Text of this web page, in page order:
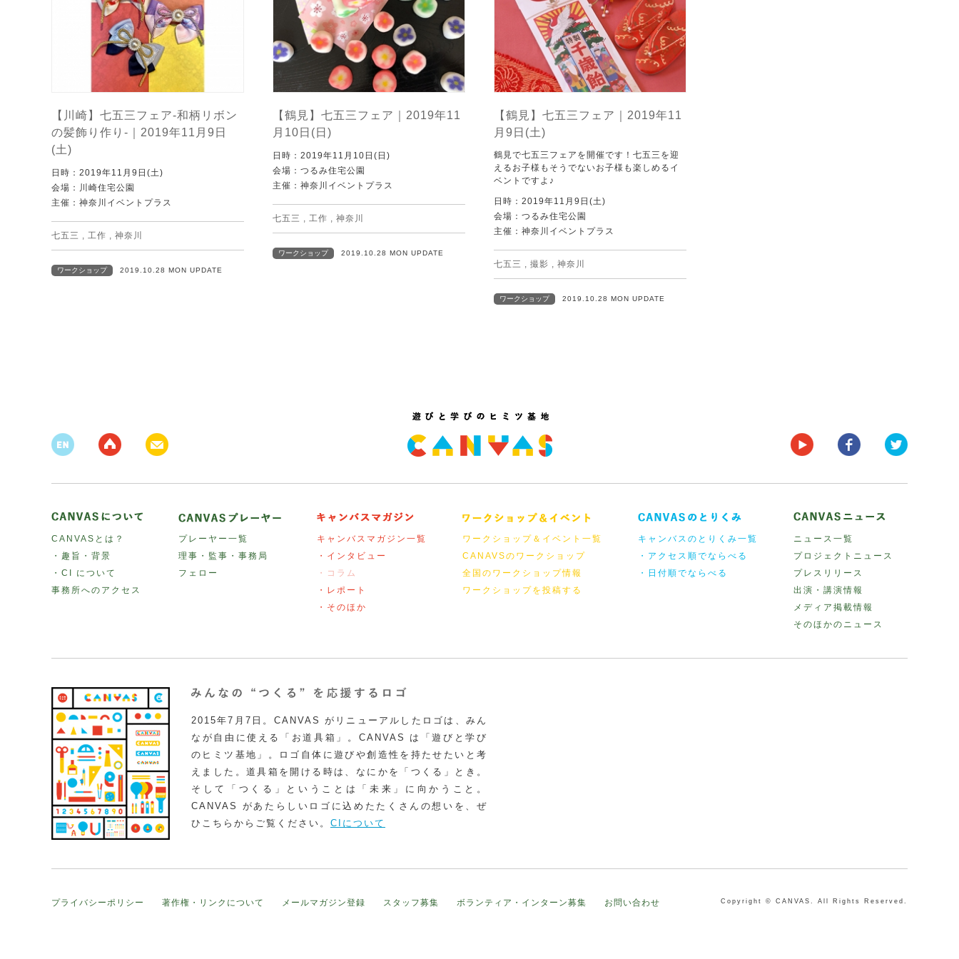
【川崎】七五三フェア-和柄リボン
の髪飾り作り-｜2019年11月9日
(土)
日時：2019年11月9日(土)
会場：川崎住宅公園
主催：神奈川イベントプラス
七五三 , 工作 , 神奈川
ワークショップ 2019.10.28 MON UPDATE
【鶴見】七五三フェア｜2019年11
月10日(日)
日時：2019年11月10日(日)
会場：つるみ住宅公園
主催：神奈川イベントプラス
七五三 , 工作 , 神奈川
ワークショップ 2019.10.28 MON UPDATE
【鶴見】七五三フェア｜2019年11
月9日(土)
鶴見で七五三フェアを開催です！七五三を迎
えるお子様もそうでないお子様も楽しめるイ
ベントですよ♪
日時：2019年11月9日(土)
会場：つるみ住宅公園
主催：神奈川イベントプラス
七五三 , 撮影 , 神奈川
ワークショップ 2019.10.28 MON UPDATE
CANVASとは？
・趣旨・背景
・CI について
事務所へのアクセス
プレーヤー一覧
理事・監事・事務局
フェロー
キャンバスマガジン一覧
・インタビュー
・コラム
・レポート
・そのほか
ワークショップ＆イベント一覧
CANAVSのワークショップ
全国のワークショップ情報
ワークショップを投稿する
キャンバスのとりくみ一覧
・アクセス順でならべる
・日付順でならべる
ニュース一覧
プロジェクトニュース
プレスリリース
出演・講演情報
メディア掲載情報
そのほかのニュース
2015年7月7日。CANVAS がリニューアルしたロゴは、みん
なが自由に使える「お道具箱」。CANVAS は「遊びと学び
のヒミツ基地」。ロゴ自体に遊びや創造性を持たせたいと考
えました。道具箱を開ける時は、なにかを「つくる」とき。
そして「つくる」ということは「未来」に向かうこと。
CANVAS があたらしいロゴに込めたたくさんの想いを、ぜ
ひこちらからご覧ください。 CIについて
プライバシーポリシー 著作権・リンクについて メールマガジン登録 スタッフ募集 ボランティア・インターン募集 お問い合わせ Copyright © CANVAS. All Rights Reserved.